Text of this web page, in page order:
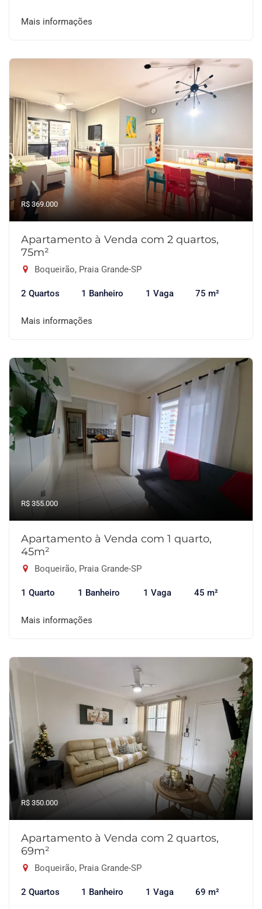
Mais informações
R$ 369.000
Apartamento à Venda com 2 quartos,
75m²
Boqueirão, Praia Grande-SP
2 Quartos 1 Banheiro 1 Vaga 75 m²
Mais informações
R$ 355.000
Apartamento à Venda com 1 quarto,
45m²
Boqueirão, Praia Grande-SP
1 Quarto 1 Banheiro 1 Vaga 45 m²
Mais informações
R$ 350.000
Apartamento à Venda com 2 quartos,
69m²
Boqueirão, Praia Grande-SP
2 Quartos 1 Banheiro 1 Vaga 69 m²